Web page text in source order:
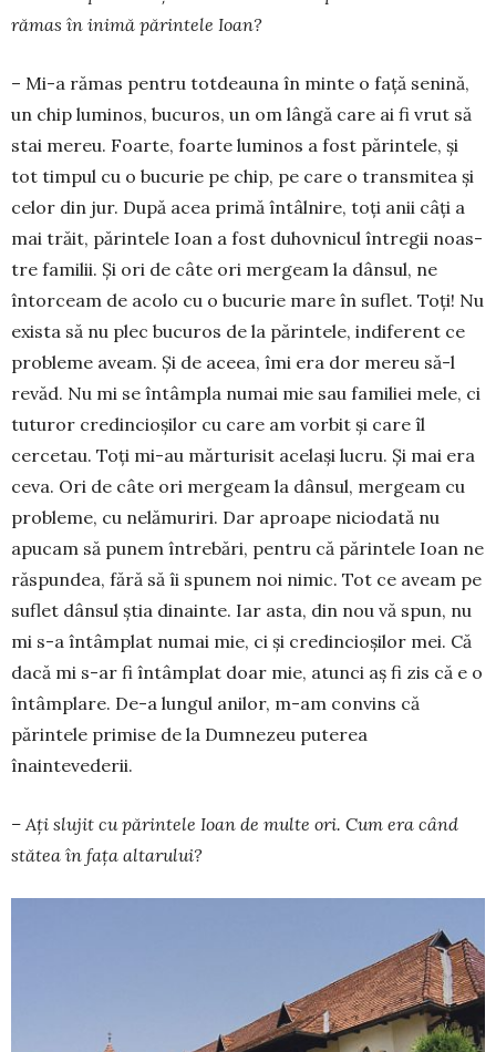
rămas în inimă părintele Ioan?
– Mi-a rămas pentru totdeauna în minte o față senină,
un chip luminos, bu­cu­ros, un om lângă care ai fi vrut să
stai mereu. Foarte, foarte luminos a fost pă­rintele, și
tot timpul cu o bucurie pe chip, pe care o transmitea și
celor din jur. După acea primă întâlnire, toți anii câți a
mai trăit, părintele Ioan a fost duhovnicul în­tre­gii noas­
tre familii. Și ori de câte ori mer­geam la dânsul, ne
întorceam de acolo cu o bucurie mare în suflet. Toți! Nu
exista să nu plec bucuros de la părintele, indiferent ce
probleme aveam. Și de aceea, îmi era dor mereu să-l
revăd. Nu mi se întâmpla numai mie sau fa­miliei mele, ci
tuturor credincioșilor cu care am vorbit și care îl
cercetau. Toți mi-au mărturisit același lucru. Și mai era
ceva. Ori de câte ori mergeam la dânsul, mer­geam cu
probleme, cu nelămuriri. Dar aproape nicio­dată nu
apucam să punem întrebări, pentru că părintele Ioan ne
răspundea, fără să îi spunem noi nimic. Tot ce aveam pe
suflet dânsul știa dinainte. Iar asta, din nou vă spun, nu
mi s-a întâmplat numai mie, ci și credincioșilor mei. Că
dacă mi s-ar fi în­tâmplat doar mie, atunci aș fi zis că e o
întâmplare. De-a lungul anilor, m-am convins că
părintele primise de la Dumnezeu puterea
înaintevederii.
– Ați slujit cu părintele Ioan de multe ori. Cum era când
stătea în fața altarului?